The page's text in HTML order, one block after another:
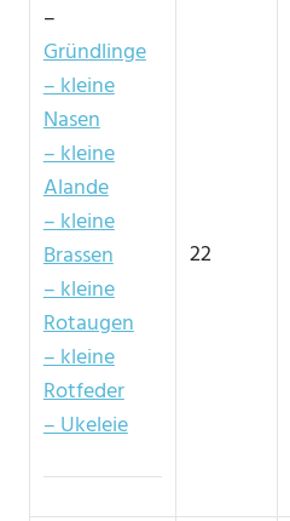
–
Gründlinge
– kleine
Nasen
– kleine
Alande
– kleine
Brassen
– kleine
Rotaugen
– kleine
Rotfeder
– Ukeleie
22